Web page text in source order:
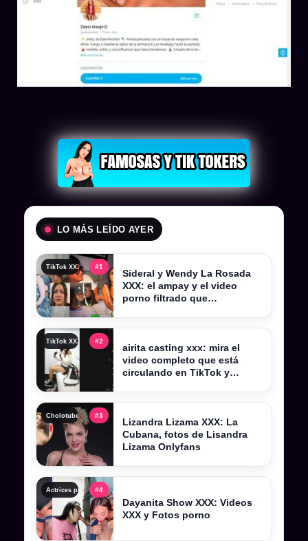
LO MÁS LEÍDO AYER
#1
TikTok XXX , tiktokers xxx y videos filtrados completos
Sideral y Wendy La Rosada
XXX: el ampay y el video
porno filtrado que
#2
TikTok XXX , tiktokers xxx y videos filtrados completos
airita casting xxx: mira el
video completo que está
circulando en TikTok y
#3
Cholotube 2026, cholotube peru y contenido actualizado
Lizandra Lizama XXX: La
Cubana, fotos de Lisandra
Lizama Onlyfans
#4
Actrices porno y actrices xxx: perfiles, categorías y tendencias
Dayanita Show XXX: Videos
XXX y Fotos porno